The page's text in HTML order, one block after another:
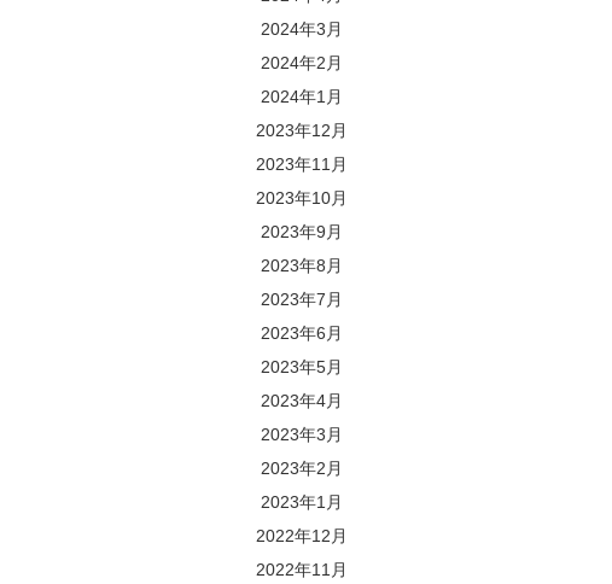
2024年3月
2024年2月
2024年1月
2023年12月
2023年11月
2023年10月
2023年9月
2023年8月
2023年7月
2023年6月
2023年5月
2023年4月
2023年3月
2023年2月
2023年1月
2022年12月
2022年11月